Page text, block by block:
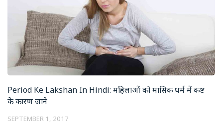
Period Ke Lakshan In Hindi: महिलाओं को मासिक धर्म में कष्ट
के कारण जाने
SEPTEMBER 1, 2017